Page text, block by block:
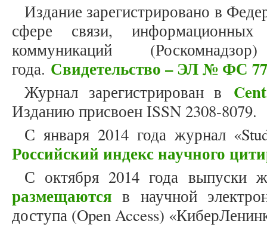
Издание зарегистрировано в
сфере связи,
коммуникаций
года. Свидетельство – ЭЛ № ФС
Журнал зарегистрирован в
Изданию присвоен ISSN 2308-8079.
С января 2014 года журнал
Российский индекс научного
С октября 2014 года выпуски
размещаются в научной
доступа (Open Access)